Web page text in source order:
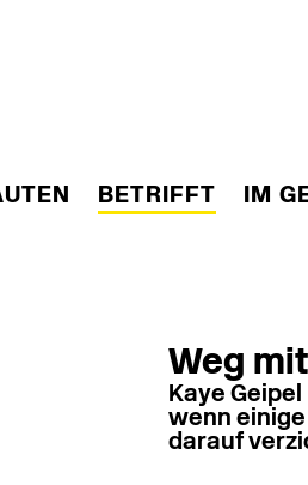
BETRIFFT IM
Weg
Kaye
wenn
darauf